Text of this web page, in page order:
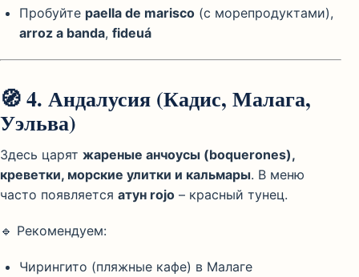
Пробуйте paella de marisco (с морепродуктами),
arroz a banda, fideuá
🧭4. Андалусия (Кадис, Малага,
Уэльва)
Здесь царят жареные анчоусы (boquerones),
креветки, морские улитки и кальмары. В меню
часто появляется атун rojo – красный тунец.
🔹 Рекомендуем:
Чирингито (пляжные кафе) в Малаге